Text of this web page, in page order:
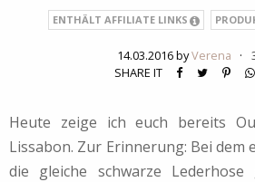
ENTHÄLT AFFILIATE LINKS
14.03.2016 byVerena ·
SHARE IT
Heute zeige ich euch bereits
Lissabon. Zur Erinnerung: Bei dem
die gleiche schwarze